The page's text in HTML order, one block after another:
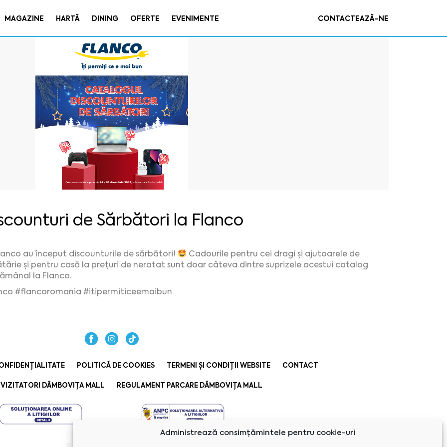
Administrează consimțămintele pentru cookie-uri
MAGAZINE HARTĂ DINING OFERTE EVENIMENTE CONTACTEAZĂ-NE
de Sărbători la Flanco
au început discounturile de sărbători!
Cadourile pentru cei dragi și ajutoarele de
și pentru casă la prețuri de neratat sunt doar câteva dintre suprizele acestui catalog
la Flanco.
#flancoromania #itipermiticeemaibun
POLITICĂ DE COOKIES TERMENI ȘI CONDIȚII WEBSITE CONTACT
DÂMBOVIȚA MALL REGULAMENT PARCARE DÂMBOVIȚA MALL